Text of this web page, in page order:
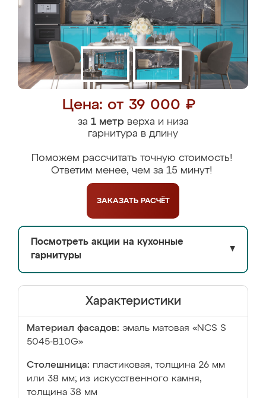
Цена: от 39 000 ₽
за 1 метрверха и низа
гарнитура в длину
Поможем рассчитать точную стоимость!
Ответим менее, чем за 15 минут!
ЗАКАЗАТЬ РАСЧЁТ
Посмотреть акции на кухонные
гарнитуры
▼
Характеристики
Материал фасадов: эмаль матовая «NCS S
5045-B10G»
Столешница: пластиковая, толщина 26 мм
или 38 мм; из искусственного камня,
толщина 38 мм